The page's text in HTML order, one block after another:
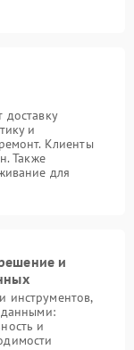
и
Клиенты
Также
для
и
инструментов,
данными:
и